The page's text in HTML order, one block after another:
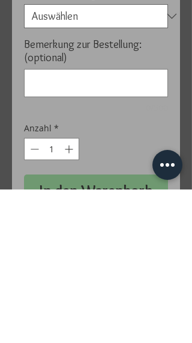
Bemerkung zur Bestellung:
(optional)
Anzahl *
In den Warenkorb